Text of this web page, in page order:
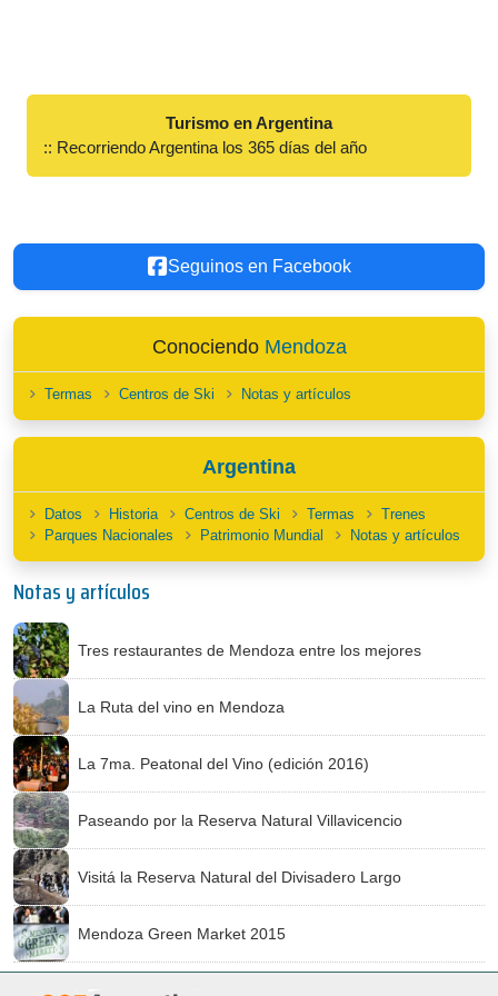
Turismo en Argentina
:: Recorriendo Argentina los 365 días del año
Seguinos en Facebook
Conociendo Mendoza
Termas Centros de Ski Notas y artículos
Argentina
Datos Historia Centros de Ski Termas
Trenes
Parques Nacionales
Patrimonio Mundial Notas y artículos
Notas y artículos
Tres restaurantes de Mendoza entre los mejores
La Ruta del vino en Mendoza
La 7ma. Peatonal del Vino (edición 2016)
Paseando por la Reserva Natural Villavicencio
Visitá la Reserva Natural del Divisadero Largo
Mendoza Green Market 2015